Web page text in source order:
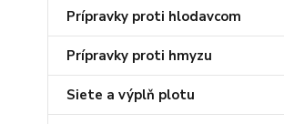
Prípravky proti hlodavcom
Prípravky proti hmyzu
Siete a výplň plotu